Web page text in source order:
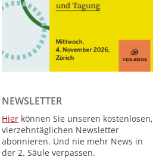
NEWSLETTER
Hier können Sie unseren kostenlosen,
vierzehntäglichen Newsletter
abonnieren. Und nie mehr News in
der 2. Säule verpassen.